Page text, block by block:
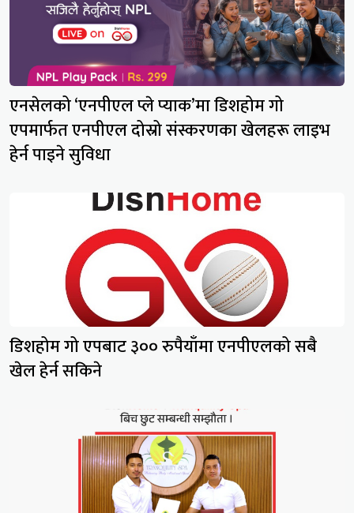
एनसेलको ‘एनपीएल प्ले प्याक’मा डिशहोम गो
एपमार्फत एनपीएल दोस्रो संस्करणका खेलहरू लाइभ
हेर्न पाइने सुविधा
डिशहोम गो एपबाट ३०० रुपैयाँमा एनपीएलको सबै
खेल हेर्न सकिने